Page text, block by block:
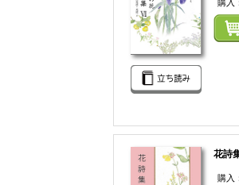
購入
花詩
購入